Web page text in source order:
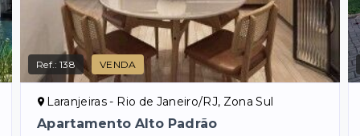
Ref.:138 VENDA
Laranjeiras - Rio de Janeiro/RJ, Zona Sul
Apartamento Alto Padrão